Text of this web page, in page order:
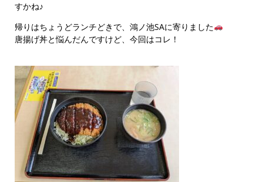
すかね♪
帰りはちょうどランチどきで、鴻ノ池SAに寄りました
唐揚げ丼と悩んだんですけど、今回はコレ！